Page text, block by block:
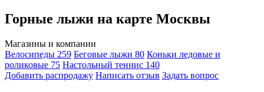
Горные лыжи на карте Москвы
Магазины и компании
Велосипеды 259 Беговые лыжи 80 Коньки ледовые и
роликовые 75 Настольный теннис 140
Добавить раcпродажу Написать отзыв Задать вопрос